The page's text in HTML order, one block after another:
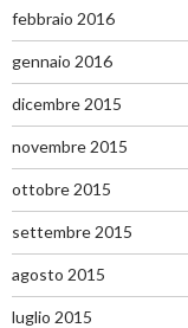
febbraio 2016
gennaio 2016
dicembre 2015
novembre 2015
ottobre 2015
settembre 2015
agosto 2015
luglio 2015